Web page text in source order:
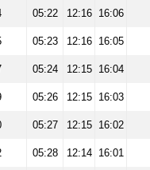
05:22 12:16 16:06
05:23 12:16 16:05
05:24 12:15 16:04
05:26 12:15 16:03
05:27 12:15 16:02
05:28 12:14 16:01